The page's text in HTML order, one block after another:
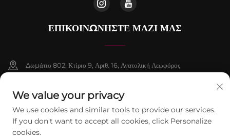
ΕΠΙΚΟΙΝΩΝΉΣΤΕ ΜΑΖΊ ΜΑΣ
Δωμάτιο 802, Κτίριο 9, Αριθ. 16, Ανατολική Λεωφόρος
+86-13911459627
[email protected]
We value your privacy
We use cookies and similar tools to provide our services.
If you don't want to accept all cookies, click Personalize
cookies.